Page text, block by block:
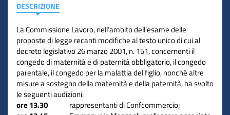
DESCRIZIONE
La Commissione Lavoro, nell’ambito dell’esame delle
proposte di legge recanti modifiche al testo unico di cui al
decreto legislativo 26 marzo 2001, n. 151, concernenti il
congedo di maternità e di paternità obbligatorio, il congedo
parentale, il congedo per la malattia del figlio, nonché altre
misure a sostegno della maternità e della paternità, ha svolto
le seguenti audizioni:
ore 13.30
rappresentanti di Confcommercio;